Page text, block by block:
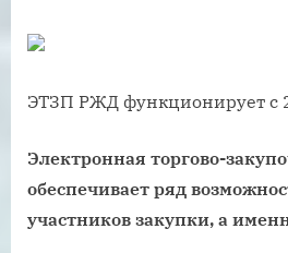
ЭТЗП РЖД функционирует с
Электронная торгово-
обеспечивает ряд
участников закупки, а